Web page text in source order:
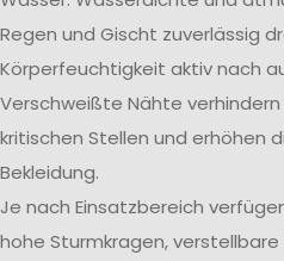
Regen und Gischt zuverlässig
Körperfeuchtigkeit aktiv nach
Verschweißte Nähte
kritischen Stellen und erhöhen
Bekleidung.
Je nach Einsatzbereich
hohe Sturmkragen,